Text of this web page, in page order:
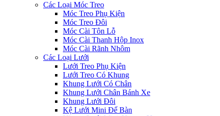
Các Loại Móc Treo
Móc Treo Phụ Kiện
Móc Treo Đôi
Móc Cài Tôn Lỗ
Móc Cài Thanh Hộp Inox
Móc Cài Rãnh Nhôm
Các Loại Lưới
Lưới Treo Phụ Kiện
Lưới Treo Có Khung
Khung Lưới Có Chân
Khung Lưới Chân Bánh Xe
Khung Lưới Đôi
Kệ Lưới Mini Để Bàn